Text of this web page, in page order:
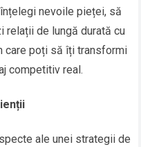
nevoile pieței, să
de lungă durată cu
care poți să îți transformi
competitiv real.
ale unei strategii de